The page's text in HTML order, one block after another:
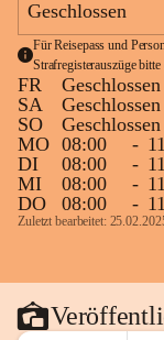
Geschlossen
Für Reisepass und
Strafregisterauszüge
FR
Geschlossen
SA
Geschlossen
SO
Geschlossen
MO 08:00 -
DI
08:00 -
MI
08:00 -
DO
08:00 -
Zuletzt bearbeitet: